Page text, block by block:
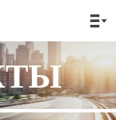
